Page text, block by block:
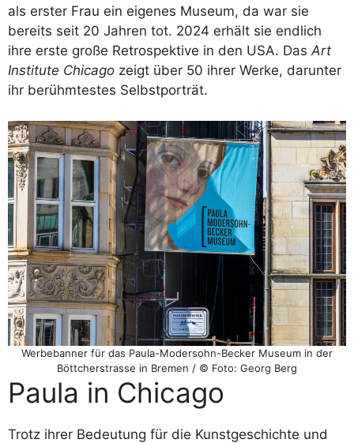
als erster Frau ein eigenes Museum, da war sie
bereits seit 20 Jahren tot. 2024 erhält sie endlich
ihre erste große Retrospektive in den USA. DasArt
Institute Chicago zeigt über 50 ihrer Werke, darunter
ihr berühmtestes Selbstporträt.
Werbebanner für das Paula-Modersohn-Becker Museum in der
Böttcherstrasse in Bremen / © Foto: Georg Berg
Paula in Chicago
Trotz ihrer Bedeutung für die Kunstgeschichte und